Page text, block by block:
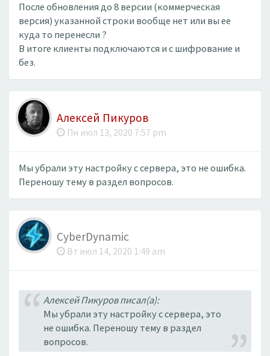
После обновления до 8 версии (коммерческая
версия) указанной строки вообще нет или вы ее
куда то перенесли ?
В итоге клиенты подключаются и с шифрование и
без.
Алексей Пикуров
Пн июл 13, 2020 7:57 pm
Мы убрали эту настройку с сервера, это не ошибка.
Переношу тему в раздел вопросов.
CyberDynamic
Вт июл 14, 2020 1:49 am
Алексей Пикуров писал(а):
Мы убрали эту настройку с сервера, это
не ошибка. Переношу тему в раздел
вопросов.